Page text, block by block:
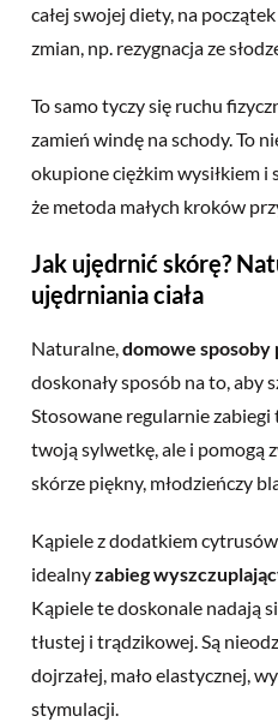
całej swojej diety, na
zmian, np. rezygnacja ze
To samo tyczy się ruchu
zamień windę na schody. To
okupione ciężkim wysiłkiem i
że metoda małych kroków
Jak ujędrnić skórę?
ujędrniania ciała
Naturalne,domowe
doskonały sposób na to, aby
Stosowane regularnie
twoją sylwetkę, ale i pomogą
skórze piękny, młodzieńczy
Kąpielez dodatkiem
idealnyzabieg
Kąpiele te doskonale nadają
tłustej i trądzikowej. Są
dojrzałej, mało elastycznej,
stymulacji.